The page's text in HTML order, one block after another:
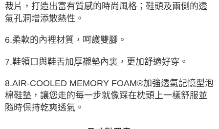
裁片，打造出富有質感的時尚風格；鞋頭及兩側的透
氣孔洞增添散熱性。
6.柔軟的內裡材質，呵護雙腳。
7.鞋領口與鞋舌加厚襯墊內裏，更加舒適好穿。
8.AIR-COOLED MEMORY FOAM®加強透氣記憶型泡
棉鞋墊，讓您走的每一步就像踩在枕頭上一樣舒服並
隨時保持乾爽透氣。